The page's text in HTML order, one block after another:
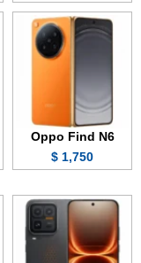
Oppo Find N6
1,750 $